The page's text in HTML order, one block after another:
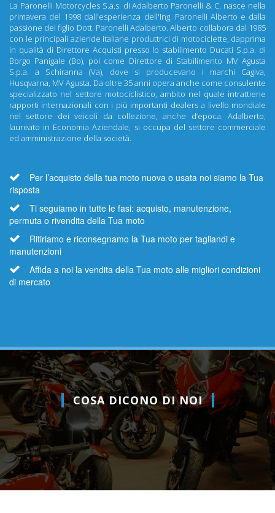
La Paronelli Motorcycles S.a.s. di Adalberto Paronelli & C. nasce nella
primavera del 1998 dall'esperienza dell'Ing. Paronelli Alberto e dalla
passione del figlio Dott. Paronelli Adalberto. Alberto collabora dal 1985
con le principali aziende italiane produttrici di motociclette, dapprima
in qualità di Direttore Acquisti presso lo stabilimento Ducati S.p.a. di
Borgo Panigale (Bo), poi come Direttore di Stabilimento MV Agusta
S.p.a. a Schiranna (Va), dove si producevano i marchi Cagiva,
Husqvarna, MV Agusta. Da oltre 35 anni opera anche come consulente
specializzato nel settore motociclistico, ambito nel quale intrattiene
rapporti internazionali con i più importanti dealers a livello mondiale
nel settore dei veicoli da collezione, anche d’epoca. Adalberto,
laureato in Economia Aziendale, si occupa del settore commerciale
ed amministrazione della società.
Per l’acquisto della tua moto nuova o usata noi siamo la Tua
risposta
Ti seguiamo in tutte le fasi: acquisto, manutenzione,
permuta o rivendita della Tua moto
Ritiriamo e riconsegnamo la Tua moto per tagliandi e
manutenzioni
Affida a noi la vendita della Tua moto alle migliori condizioni
di mercato
COSA DICONO DI NOI